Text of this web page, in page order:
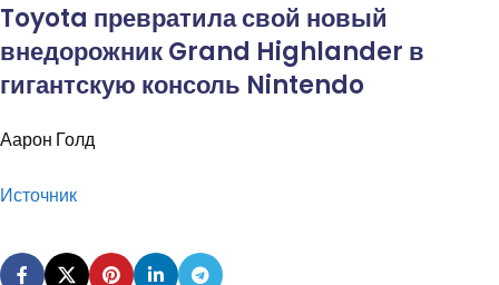
Toyota превратила свой новый
внедорожник Grand Highlander в
гигантскую консоль Nintendo
Аарон Голд
Источник